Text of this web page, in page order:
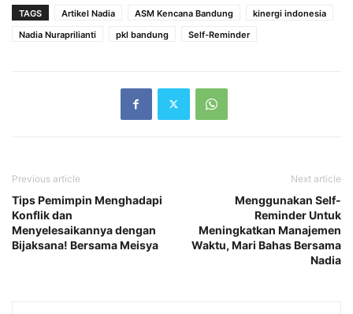
TAGS Artikel Nadia ASM Kencana Bandung
kinergi indonesia
Nadia Nuraprilianti
pkl bandung Self-Reminder
Previous article
Tips Pemimpin Menghadapi
Konflik dan
Menyelesaikannya dengan
Bijaksana! Bersama Meisya
Next article
Menggunakan Self-
Reminder Untuk
Meningkatkan Manajemen
Waktu, Mari Bahas Bersama
Nadia